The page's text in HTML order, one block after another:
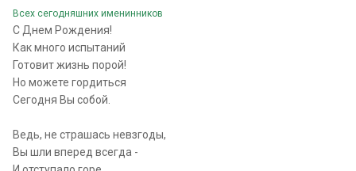
Всех сегодняшних именинников
С Днем Рождения!
Как много испытаний
Готовит жизнь порой!
Но можете гордиться
Сегодня Вы собой.
Ведь, не страшась невзгоды,
Вы шли вперед всегда -